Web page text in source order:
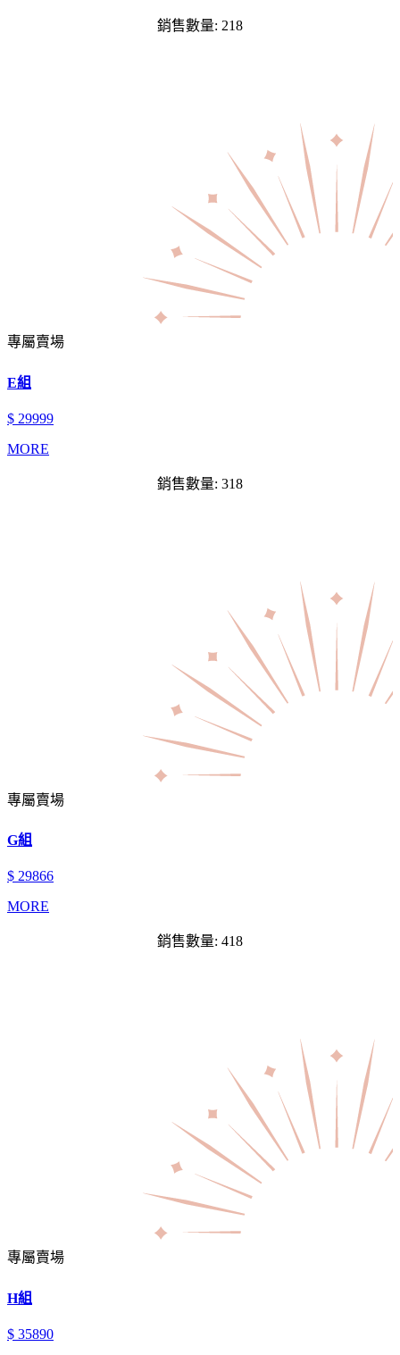
銷售數量: 218
專屬賣場
E組
$ 29999
MORE
銷售數量: 318
專屬賣場
G組
$ 29866
MORE
銷售數量: 418
專屬賣場
H組
$ 35890